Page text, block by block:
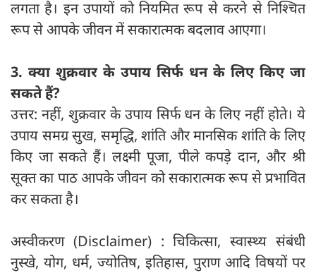
लगता है। इन उपायों को नियमित रूप से करने से निश्चित
रूप से आपके जीवन में सकारात्मक बदलाव आएगा।
3. क्या शुक्रवार के उपाय सिर्फ धन के लिए किए जा
सकते हैं?
उत्तर: नहीं, शुक्रवार के उपाय सिर्फ धन के लिए नहीं होते। ये
उपाय समग्र सुख, समृद्धि, शांति और मानसिक शांति के लिए
किए जा सकते हैं। लक्ष्मी पूजा, पीले कपड़े दान, और श्री
सूक्त का पाठ आपके जीवन को सकारात्मक रूप से प्रभावित
कर सकता है।
अस्वीकरण (Disclaimer) : चिकित्सा, स्वास्थ्य संबंधी
नुस्खे, योग, धर्म, ज्योतिष, इतिहास, पुराण आदि विषयों पर